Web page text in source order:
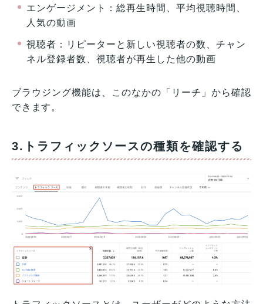
エンゲージメント：総再生時間、平均視聴時間、
人気の動画
視聴者：リピーターと新しい視聴者の数、チャン
ネル登録者数、視聴者が再生した他の動画
ブラウジング機能は、このなかの「リーチ」から確認
できます。
3.トラフィックソースの種類を確認する